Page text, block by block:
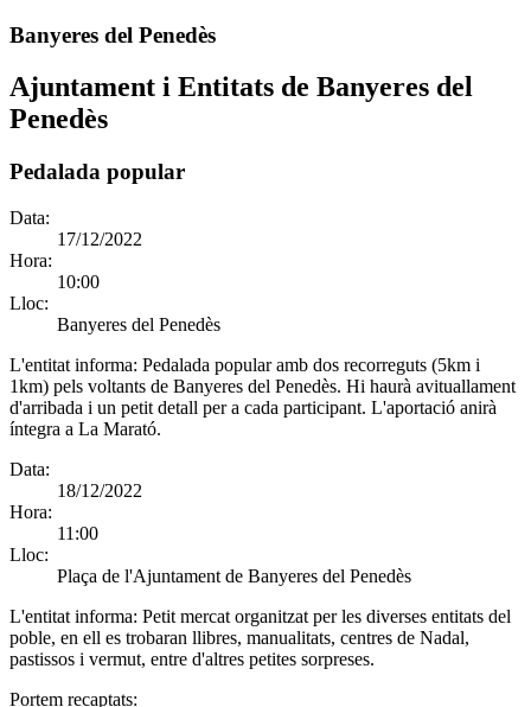
Banyeres del Penedès
Ajuntament i Entitats de Banyeres del
Penedès
Pedalada popular
Data:
17/12/2022
Hora:
10:00
Lloc:
Banyeres del Penedès
L'entitat informa: Pedalada popular amb dos recorreguts (5km i
1km) pels voltants de Banyeres del Penedès. Hi haurà avituallament
d'arribada i un petit detall per a cada participant. L'aportació anirà
íntegra a La Marató.
Data:
18/12/2022
Hora:
11:00
Lloc:
Plaça de l'Ajuntament de Banyeres del Penedès
L'entitat informa: Petit mercat organitzat per les diverses entitats del
poble, en ell es trobaran llibres, manualitats, centres de Nadal,
pastissos i vermut, entre d'altres petites sorpreses.
Portem recaptats: